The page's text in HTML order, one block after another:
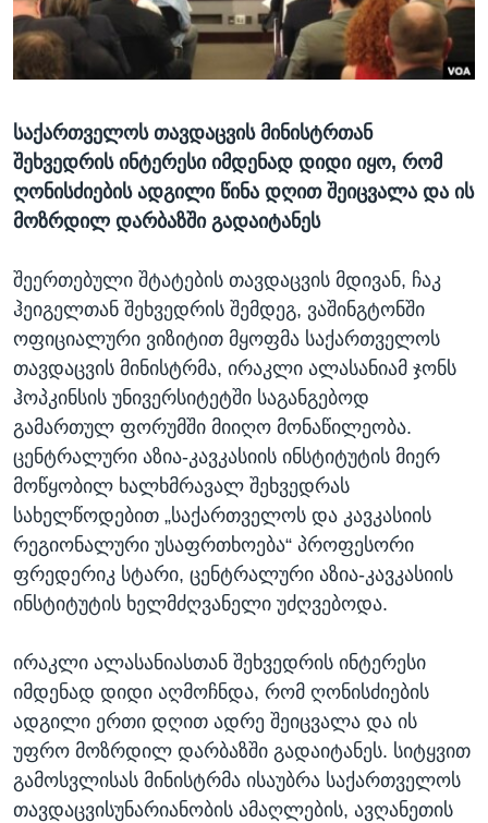
ᲡᲢᲣᲓᲘᲐ ᲕᲐᲨᲘᲜᲒᲢᲝᲜᲘ
ᲔᲙᲝᲜᲝᲛᲘᲙᲐ
ᲯᲐᲜᲛᲠᲗᲔᲚᲝᲑᲐ
ᲘᲜᲢᲔᲠᲕᲘᲣ
ᲙᲣᲚᲢᲣᲠᲐ
ᲒᲐᲚᲘᲚᲔᲝ
Learning English
ენები
საქართველოს თავდაცვის მინისტრთან
შეხვედრის ინტერესი იმდენად დიდი იყო, რომ
ღონისძიების ადგილი წინა დღით შეიცვალა და ის
მოზრდილ დარბაზში გადაიტანეს
შეერთებული შტატების თავდაცვის მდივან, ჩაკ
ჰეიგელთან შეხვედრის შემდეგ, ვაშინგტონში
ოფიციალური ვიზიტით მყოფმა საქართველოს
თავდაცვის მინისტრმა, ირაკლი ალასანიამ ჯონს
ჰოპკინსის უნივერსიტეტში საგანგებოდ
გამართულ ფორუმში მიიღო მონაწილეობა.
ცენტრალური აზია-კავკასიის ინსტიტუტის მიერ
მოწყობილ ხალხმრავალ შეხვედრას
სახელწოდებით „საქართველოს და კავკასიის
რეგიონალური უსაფრთხოება“ პროფესორი
ფრედერიკ სტარი, ცენტრალური აზია-კავკასიის
ინსტიტუტის ხელმძღვანელი უძღვებოდა.
ირაკლი ალასანიასთან შეხვედრის ინტერესი
იმდენად დიდი აღმოჩნდა, რომ ღონისძიების
ადგილი ერთი დღით ადრე შეიცვალა და ის
უფრო მოზრდილ დარბაზში გადაიტანეს. სიტყვით
გამოსვლისას მინისტრმა ისაუბრა საქართველოს
თავდაცვისუნარიანობის ამაღლების, ავღანეთის